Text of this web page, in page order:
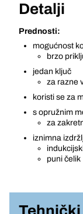
Detalji
Prednosti:
mogućnost
brzo
jedan ključ
za razne
koristi se za
s opružnim
za
iznimna
puni čelik